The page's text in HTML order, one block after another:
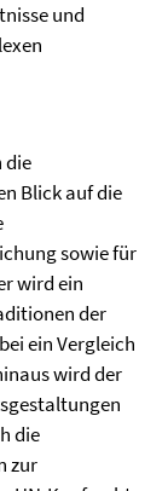
und
die
Blick auf die
sowie für
wird ein
der
ein Vergleich
wird der
die
zur